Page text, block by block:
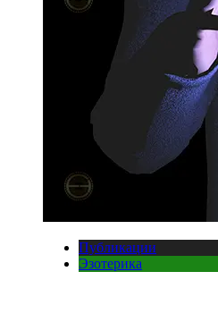
Публикации
Эзотерика